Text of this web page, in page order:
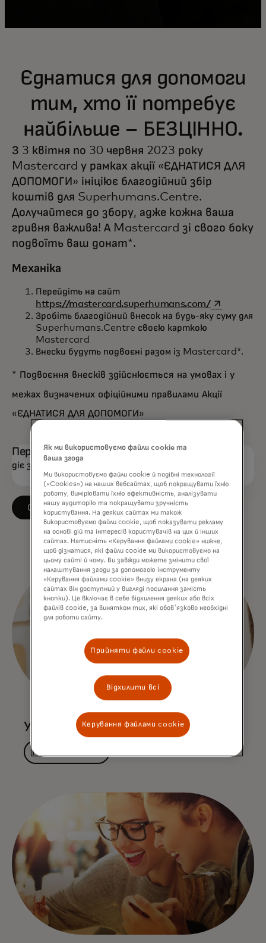
Єднатися для допомоги
тим, хто її потребує
найбільше – БЕЗЦІННО.
З 3 квітня по 30 червня 2023 року
Mastercard у рамках акції «ЄДНАТИСЯ ДЛЯ
ДОПОМОГИ» ініціює благодійний збір
коштів для Superhumans.Centre.
Долучайтеся до збору, адже кожна ваша
гривня важлива! А Mastercard зі свого боку
подвоїть ваш донат*.
Механіка
Перейдіть на сайт
https://mastercard.superhumans.com/opens in a
Зробіть благодійний внесок на будь-яку суму для
Superhumans.Centre своєю карткою
Mastercard
Внески будуть подвоєні разом із Mastercard*.
* Подвоєння внесків здійснюється на умовах і у
межах визначених офіційними правилами Акції
«ЄДНАТИСЯ ДЛЯ ДОПОМОГИ»
Період пропозиції:
діє з 3 квітня по 30 червня 2023 року.
Офіційні правила‎
Усі пропозиції та акції
Переглянути всі
Як ми використовуємо файли cookie та
ваша згода
Ми використовуємо файли cookie й подібні технології
(«Cookies») на наших вебсайтах, щоб покращувати їхню
роботу, вимірювати їхню ефективність, аналізувати
нашу аудиторію та покращувати зручність
користування. На деяких сайтах ми також
використовуємо файли cookie, щоб показувати рекламу
на основі дій та інтересів користувачів на цих й інших
сайтах. Натисніть «Керування файлами cookie» нижче,
щоб дізнатися, які файли cookie ми використовуємо на
цьому сайті й чому. Ви завжди можете змінити свої
налаштування згоди за допомогою інструменту
«Керування файлами cookie» внизу екрана (на деяких
сайтах він доступний у вигляді посилання замість
кнопки). Це включає в себе відхилення деяких або всіх
файлів cookie, за винятком тих, які обов'язково необхідні
для роботи сайту.
Прийняти файли cookie
Відхилити всі
Керування файлами cookie